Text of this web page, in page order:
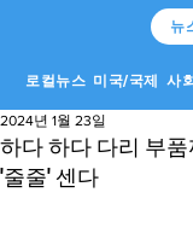
뉴
로컬뉴스 미국/국제 사
하다 하다 다리 부
'줄줄' 센다
2024년 1월 23일